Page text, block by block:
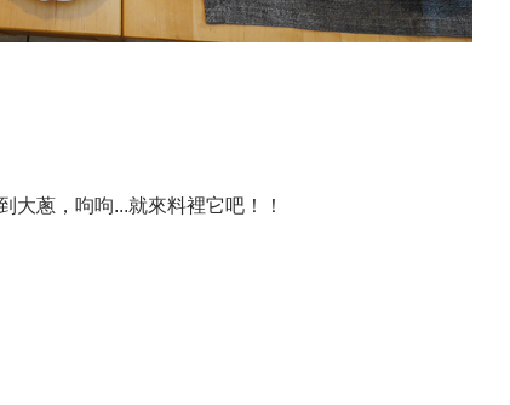
大蔥，呴呴...就來料裡它吧！！